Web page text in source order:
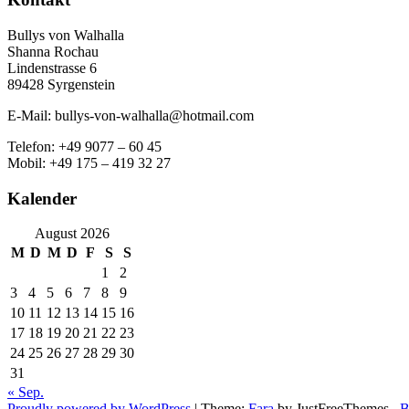
Bullys von Walhalla
Shanna Rochau
Lindenstrasse 6
89428 Syrgenstein
E-Mail: bullys-von-walhalla@hotmail.com
Telefon: +49 9077 – 60 45
Mobil: +49 175 – 419 32 27
Kalender
August 2026
M D M D F S
S
1
2
3
4 5 6 7 8
9
10 11 12 13 14 15 16
17 18 19 20 21 22 23
24 25 26 27 28 29 30
31
« Sep.